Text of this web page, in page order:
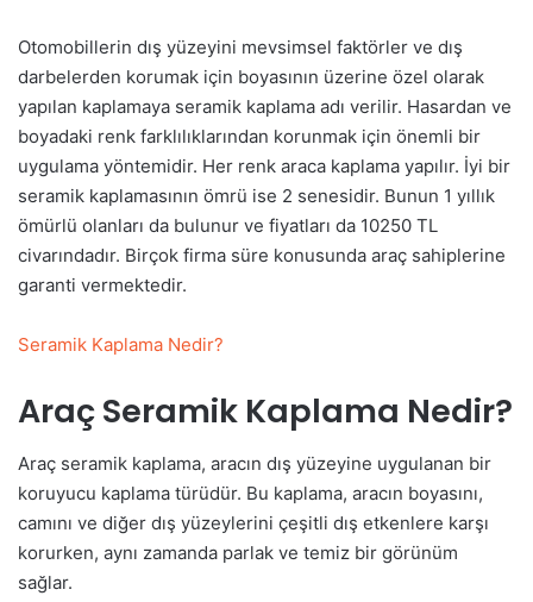
Otomobillerin dış yüzeyini mevsimsel faktörler ve dış
darbelerden korumak için boyasının üzerine özel olarak
yapılan kaplamaya seramik kaplama adı verilir. Hasardan ve
boyadaki renk farklılıklarından korunmak için önemli bir
uygulama yöntemidir. Her renk araca kaplama yapılır. İyi bir
seramik kaplamasının ömrü ise 2 senesidir. Bunun 1 yıllık
ömürlü olanları da bulunur ve fiyatları da 10250 TL
civarındadır. Birçok firma süre konusunda araç sahiplerine
garanti vermektedir.
Seramik Kaplama Nedir?
Araç Seramik Kaplama Nedir?
Araç seramik kaplama, aracın dış yüzeyine uygulanan bir
koruyucu kaplama türüdür. Bu kaplama, aracın boyasını,
camını ve diğer dış yüzeylerini çeşitli dış etkenlere karşı
korurken, aynı zamanda parlak ve temiz bir görünüm
sağlar.